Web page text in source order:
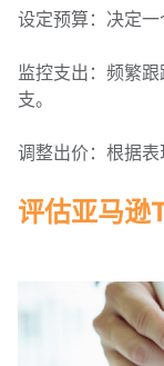
设定预算：决定一
监控支出：频繁
支。
调整出价：根据表
评估亚马逊